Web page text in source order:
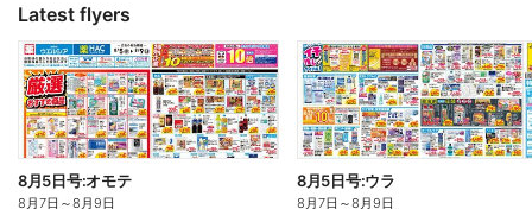
Latest flyers
8月5日号:オモテ
8月7日 ～8月9日
8月5日号:ウラ
8月7日 ～8月9日